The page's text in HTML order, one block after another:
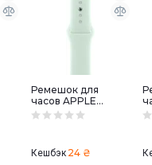
Ремешок для
часов APPLE
WATCH 46mm
Кешбэк 24 ₴